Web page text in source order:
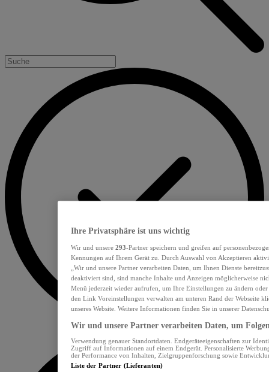
Ihre Privatsphäre ist uns wichtig
Wir und unsere 293-Partner speichern und greifen auf
Kennungen auf Ihrem Gerät zu. Durch Auswahl von Akzeptieren
„Wir und unsere Partner verarbeiten Daten, um Ihnen Dienste
deaktiviert sind, sind manche Inhalte und Anzeigen möglicherweise
Menü jederzeit wieder aufrufen, um Ihre Einstellungen zu ändern
den Link Voreinstellungen verwalten am unteren Rand der Webseite
unseres Website. Weitere Informationen finden Sie in unserer
Wir und unsere Partner verarbeiten Daten, um
Verwendung genauer Standortdaten. Endgeräteeigenschaften zur
Zugriff auf Informationen auf einem Endgerät. Personalisierte
der Performance von Inhalten, Zielgruppenforschung sowie
Liste der Partner (Lieferanten)